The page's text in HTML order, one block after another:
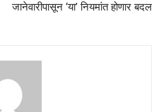
जानेवारीपासून ‘या’ नियमांत होणार बदल